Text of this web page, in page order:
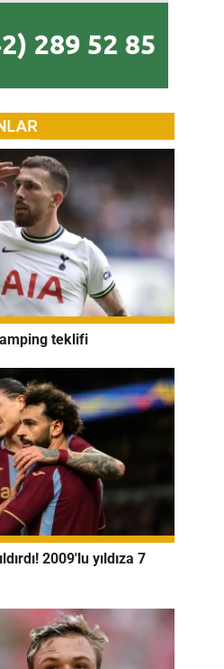
teklifi
2009'lu yıldıza 7